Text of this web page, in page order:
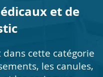
et de
cette catégorie
les canules,